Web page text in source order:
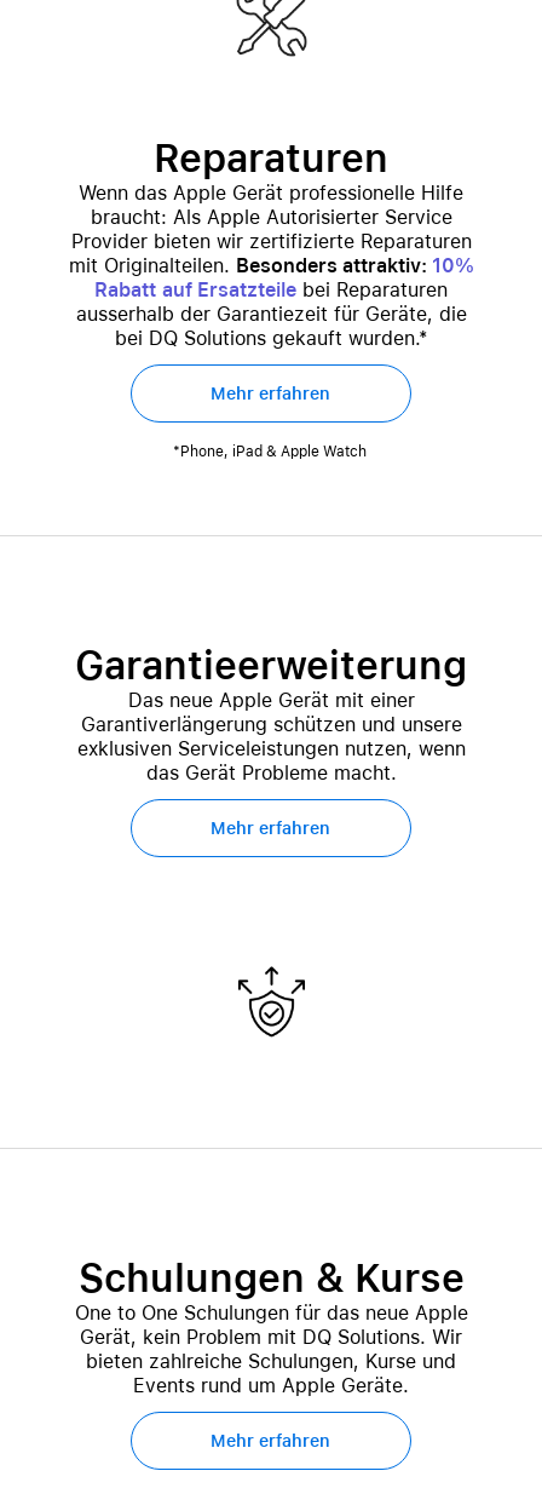
Reparaturen
Wenn das Apple Gerät professionelle Hilfe
braucht: Als Apple Autorisierter Service
Provider bieten wir zertifizierte Reparaturen
mit Originalteilen. Besonders attraktiv: 10%
Rabatt auf Ersatzteile bei Reparaturen
ausserhalb der Garantiezeit für Geräte, die
bei DQ Solutions gekauft wurden.*
Mehr erfahren
*Phone, iPad & Apple Watch
Garantieerweiterung
Das neue Apple Gerät mit einer
Garantiverlängerung schützen und unsere
exklusiven Serviceleistungen nutzen, wenn
das Gerät Probleme macht.
Mehr erfahren
Schulungen & Kurse
One to One Schulungen für das neue Apple
Gerät, kein Problem mit DQ Solutions. Wir
bieten zahlreiche Schulungen, Kurse und
Events rund um Apple Geräte.
Mehr erfahren